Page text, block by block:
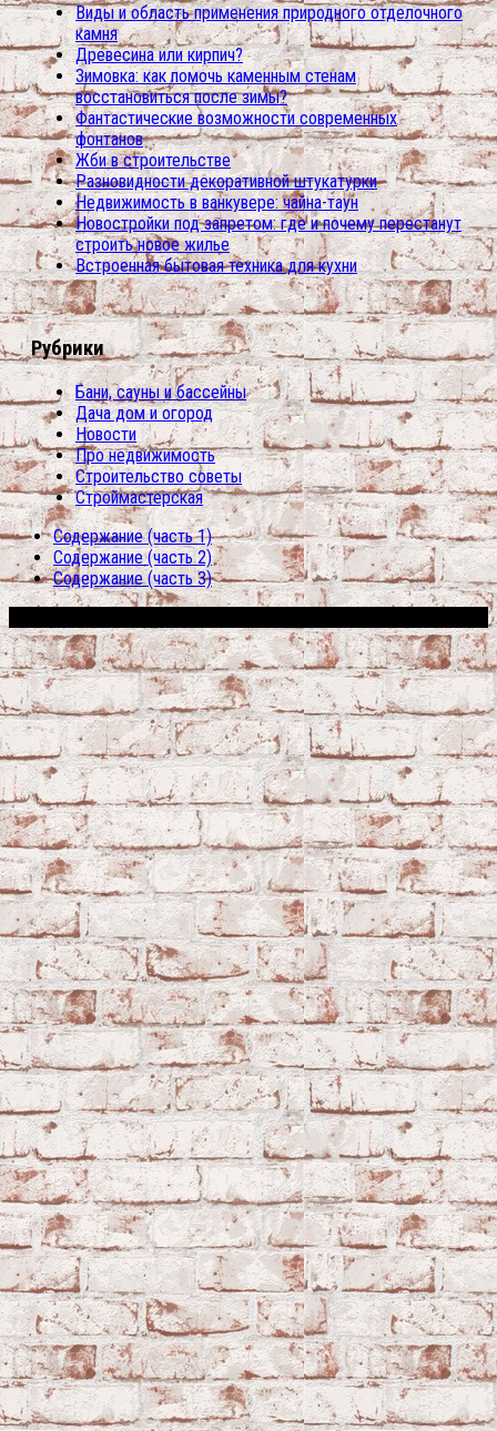
Виды и область применения природного отделочного
камня
Древесина или кирпич?
Зимовка: как помочь каменным стенам
восстановиться после зимы?
Фантастические возможности современных
фонтанов
Жби в строительстве
Разновидности декоративной штукатурки
Недвижимость в ванкувере: чайна-таун
Новостройки под запретом: где и почему перестанут
строить новое жилье
Встроенная бытовая техника для кухни
Рубрики
Бани, сауны и бассейны
Дача дом и огород
Новости
Про недвижимость
Строительство советы
Строймастерская
Содержание (часть 1)
Содержание (часть 2)
Содержание (часть 3)